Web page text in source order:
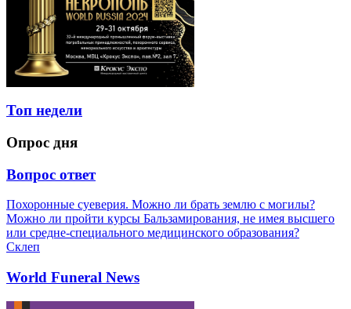
Топ недели
Опрос дня
Вопрос ответ
Похоронные суеверия. Можно ли брать землю с могилы?
Можно ли пройти курсы Бальзамирования, не имея высшего
или средне-специального медицинского образования?
Склеп
World Funeral News